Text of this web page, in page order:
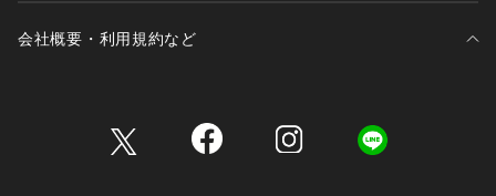
会社概要・利用規約など